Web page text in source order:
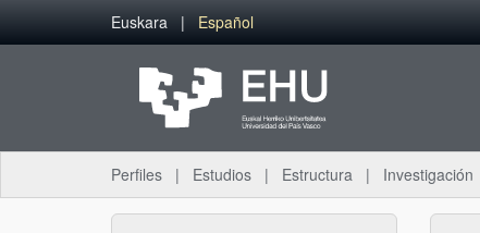
Saltar al contenido principal
Euskara Español
Perfiles Estudios Estructura Investigación